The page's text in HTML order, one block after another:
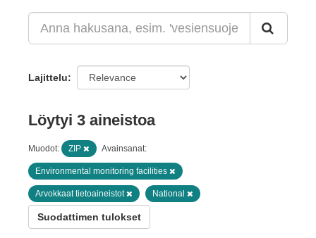
Lajittelu
Löytyi 3 aineistoa
Muodot: ZIP Avainsanat:
Environmental monitoring facilities
Arvokkaat tietoaineistot National
Suodattimen tulokset